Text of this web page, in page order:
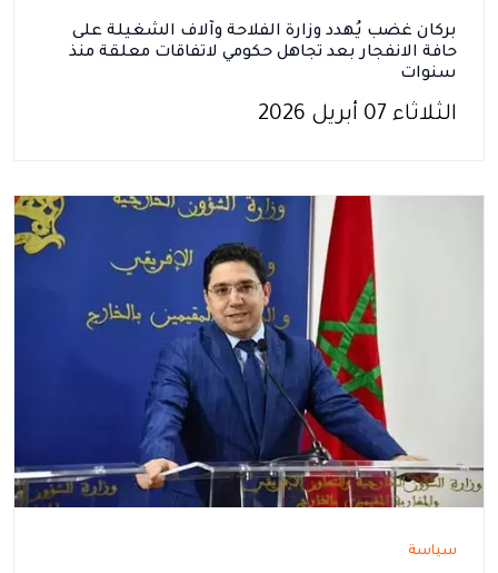
بركان غضب يُهدد وزارة الفلاحة وآلاف الشغيلة على
حافة الانفجار بعد تجاهل حكومي لاتفاقات معلقة منذ
سنوات
الثلاثاء 07 أبريل 2026
سياسة